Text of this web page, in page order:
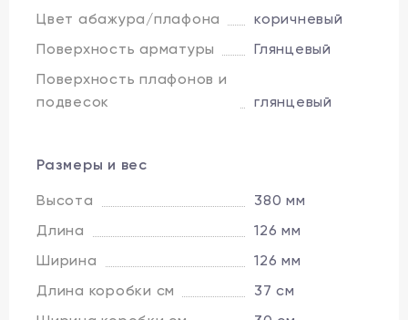
Цвет абажура/плафона
коричневый
Поверхность арматуры
Глянцевый
Поверхность плафонов и
подвесок
глянцевый
Размеры и вес
Высота
380 мм
Длина
126 мм
Ширина
126 мм
Длина коробки см
37 см